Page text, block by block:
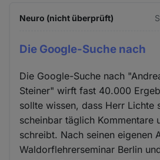
Neuro (nicht überprüft)
Die Google-Suche nach
Die Google-Suche nach
Steiner" wirft fast 40.000
sollte wissen, dass Herr Lichte
scheinbar täglich Kommentare
schreibt. Nach seinen eigenen
Waldorflehrerseminar Berlin